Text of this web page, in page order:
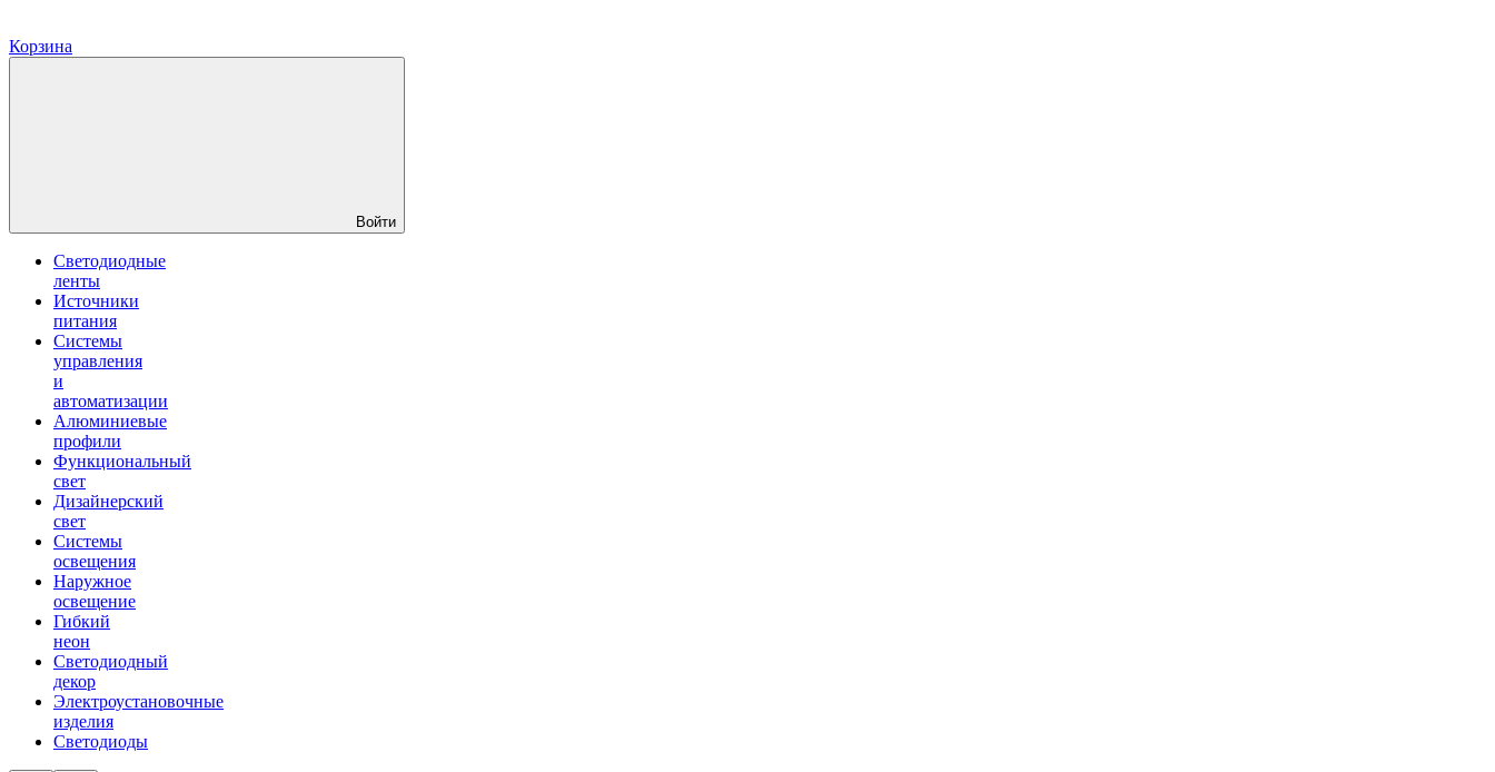
Корзина
Войти
Светодиодные
ленты
Источники
питания
Системы
управления
и
автоматизации
Алюминиевые
профили
Функциональный
свет
Дизайнерский
свет
Системы
освещения
Наружное
освещение
Гибкий
неон
Светодиодный
декор
Электроустановочные
изделия
Светодиоды